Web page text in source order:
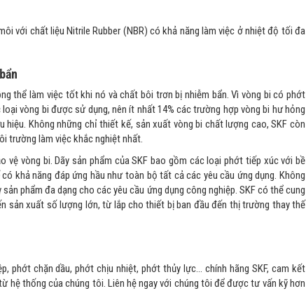
với chất liệu Nitrile Rubber (NBR) có khả năng làm việc ở nhiệt độ tối đa
thể làm việc tốt khi nó và chất bôi trơn bị nhiễm bẩn. Vì vòng bi có phớt
vòng bi được sử dụng, nên ít nhất 14% các trường hợp vòng bi hư hỏng
Không những chỉ thiết kế, sản xuất vòng bi chất lượng cao, SKF còn
trường làm việc khắc nghiệt nhất.
vòng bi. Dãy sản phẩm của SKF bao gồm các loại phớt tiếp xúc với bề
khả năng đáp ứng hầu như toàn bộ tất cả các yêu cầu ứng dụng. Không
phẩm đa dạng cho các yêu cầu ứng dụng công nghiệp. SKF có thể cung
sản xuất số lượng lớn, từ lắp cho thiết bị ban đầu đến thị trường thay thế
phớt chặn dầu, phớt chịu nhiệt, phớt thủy lực... chính hãng SKF, cam kết
hệ thống của chúng tôi. Liên hệ ngay với chúng tôi để được tư vấn kỹ hơn